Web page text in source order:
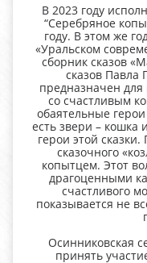
В 2023 году
“Серебряное
году. В этом же
«Уральском
сборник сказов
сказов Павла
предназначен
со счастливым
обаятельные
есть звери – кошка
герои этой
сказочного
копытцем. Этот
драгоценными
счастливого
показывается не
Осинниковская
принять